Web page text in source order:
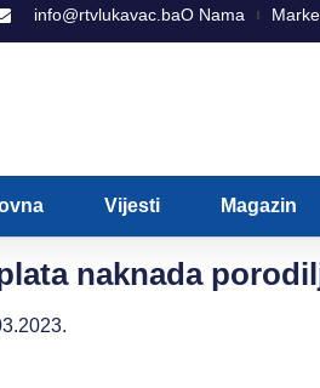
info@rtvlukavac.baO Nama
Vijesti Magazin
naknada